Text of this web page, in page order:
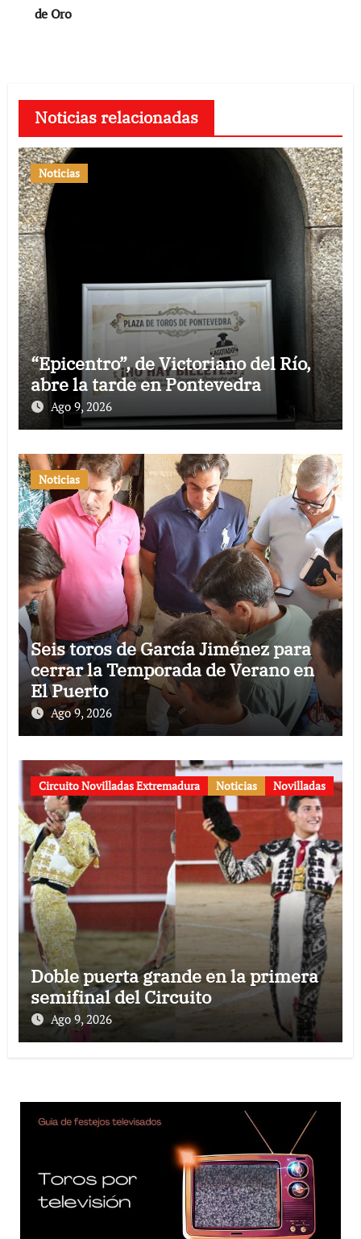
de Oro
Noticias relacionadas
Noticias
“Epicentro”, de Victoriano del Río,
abre la tarde en Pontevedra
Ago 9, 2026
Noticias
Seis toros de García Jiménez para
cerrar la Temporada de Verano en
El Puerto
Ago 9, 2026
Circuito Novilladas Extremadura Noticias Novilladas
Doble puerta grande en la primera
semifinal del Circuito
Ago 9, 2026